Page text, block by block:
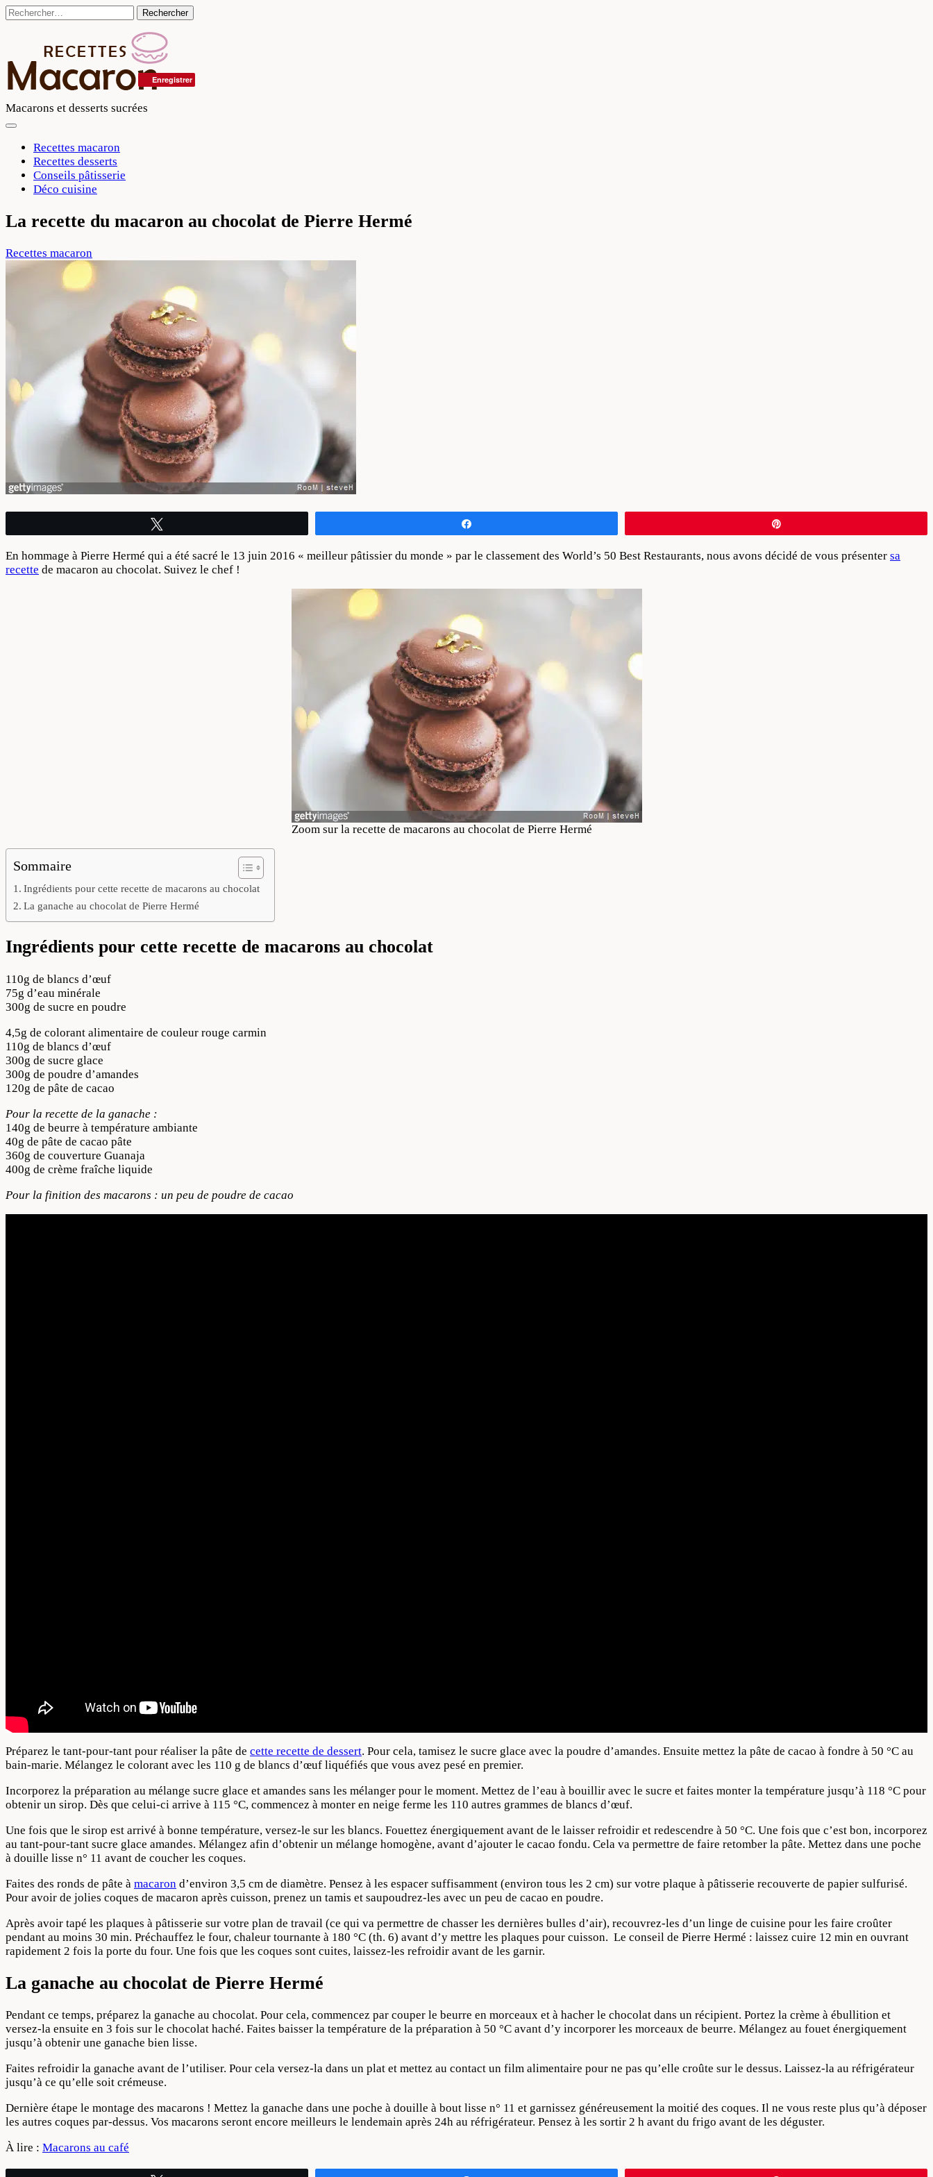
Skip
Rechercher :
Macarons et desserts sucrées
Recettes macaron
Recettes desserts
Conseils pâtisserie
Déco cuisine
La recette du macaron au chocolat de Pierre Hermé
Recettes macaron
En hommage à Pierre Hermé qui a été sacré le 13 juin 2016 « meilleur pâtissier du monde » par le classement des World’s 50 Best Restaurants, nous avons décidé de vous présenter sa
recette de macaron au chocolat. Suivez le chef !
Zoom sur la recette de macarons au chocolat de Pierre Hermé
Sommaire
Ingrédients pour cette recette de macarons au chocolat
La ganache au chocolat de Pierre Hermé
Ingrédients pour cette recette de macarons au chocolat
110g de blancs d’œuf
75g d’eau minérale
300g de sucre en poudre
4,5g de colorant alimentaire de couleur rouge carmin
110g de blancs d’œuf
300g de sucre glace
300g de poudre d’amandes
120g de pâte de cacao
Pour la recette de la ganache :
140g de beurre à température ambiante
40g de pâte de cacao pâte
360g de couverture Guanaja
400g de crème fraîche liquide
Pour la finition des macarons : un peu de poudre de cacao
Préparez le tant-pour-tant pour réaliser la pâte de cette recette de dessert. Pour cela, tamisez le sucre glace avec la poudre d’amandes. Ensuite mettez la pâte de cacao à fondre à 50 °C au
bain-marie. Mélangez le colorant avec les 110 g de blancs d’œuf liquéfiés que vous avez pesé en premier.
Incorporez la préparation au mélange sucre glace et amandes sans les mélanger pour le moment. Mettez de l’eau à bouillir avec le sucre et faites monter la température jusqu’à 118 °C pour
obtenir un sirop. Dès que celui-ci arrive à 115 °C, commencez à monter en neige ferme les 110 autres grammes de blancs d’œuf.
Une fois que le sirop est arrivé à bonne température, versez-le sur les blancs. Fouettez énergiquement avant de le laisser refroidir et redescendre à 50 °C. Une fois que c’est bon, incorporez
au tant-pour-tant sucre glace amandes. Mélangez afin d’obtenir un mélange homogène, avant d’ajouter le cacao fondu. Cela va permettre de faire retomber la pâte. Mettez dans une poche
à douille lisse n° 11 avant de coucher les coques.
Faites des ronds de pâte à macaron d’environ 3,5 cm de diamètre. Pensez à les espacer suffisamment (environ tous les 2 cm) sur votre plaque à pâtisserie recouverte de papier sulfurisé.
Pour avoir de jolies coques de macaron après cuisson, prenez un tamis et saupoudrez-les avec un peu de cacao en poudre.
Après avoir tapé les plaques à pâtisserie sur votre plan de travail (ce qui va permettre de chasser les dernières bulles d’air), recouvrez-les d’un linge de cuisine pour les faire croûter
pendant au moins 30 min. Préchauffez le four, chaleur tournante à 180 °C (th. 6) avant d’y mettre les plaques pour cuisson. Le conseil de Pierre Hermé : laissez cuire 12 min en ouvrant
rapidement 2 fois la porte du four. Une fois que les coques sont cuites, laissez-les refroidir avant de les garnir.
La ganache au chocolat de Pierre Hermé
Pendant ce temps, préparez la ganache au chocolat. Pour cela, commencez par couper le beurre en morceaux et à hacher le chocolat dans un récipient. Portez la crème à ébullition et
versez-la ensuite en 3 fois sur le chocolat haché. Faites baisser la température de la préparation à 50 °C avant d’y incorporer les morceaux de beurre. Mélangez au fouet énergiquement
jusqu’à obtenir une ganache bien lisse.
Faites refroidir la ganache avant de l’utiliser. Pour cela versez-la dans un plat et mettez au contact un film alimentaire pour ne pas qu’elle croûte sur le dessus. Laissez-la au réfrigérateur
jusqu’à ce qu’elle soit crémeuse.
Dernière étape le montage des macarons ! Mettez la ganache dans une poche à douille à bout lisse n° 11 et garnissez généreusement la moitié des coques. Il ne vous reste plus qu’à déposer
les autres coques par-dessus. Vos macarons seront encore meilleurs le lendemain après 24h au réfrigérateur. Pensez à les sortir 2 h avant du frigo avant de les déguster.
À lire : Macarons au café
Enregistrer